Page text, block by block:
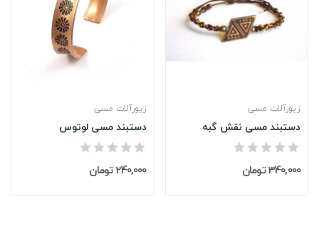
زیورآلات مسی
دستبند مسی لوتوس
240,000 تومان
زیورآلات مسی
دستبند مسی نقش گبه
340,000 تومان